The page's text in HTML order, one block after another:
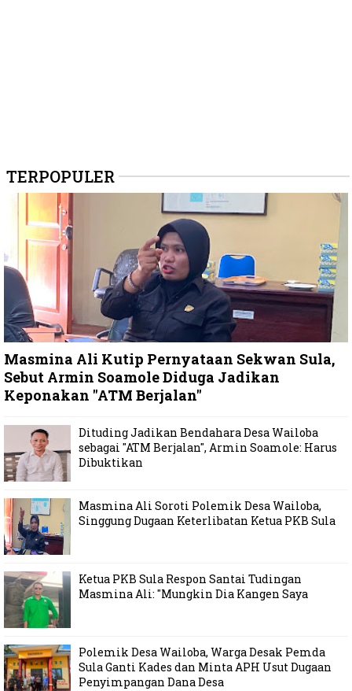
TERPOPULER
Masmina Ali Kutip Pernyataan Sekwan Sula,
Sebut Armin Soamole Diduga Jadikan
Keponakan "ATM Berjalan"
Dituding Jadikan Bendahara Desa Wailoba
sebagai "ATM Berjalan", Armin Soamole: Harus
Dibuktikan
Masmina Ali Soroti Polemik Desa Wailoba,
Singgung Dugaan Keterlibatan Ketua PKB Sula
Ketua PKB Sula Respon Santai Tudingan
Masmina Ali: "Mungkin Dia Kangen Saya
Polemik Desa Wailoba, Warga Desak Pemda
Sula Ganti Kades dan Minta APH Usut Dugaan
Penyimpangan Dana Desa